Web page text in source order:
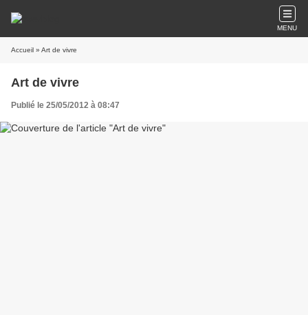
MENU
Accueil » Art de vivre
Art de vivre
Publié le 25/05/2012 à 08:47